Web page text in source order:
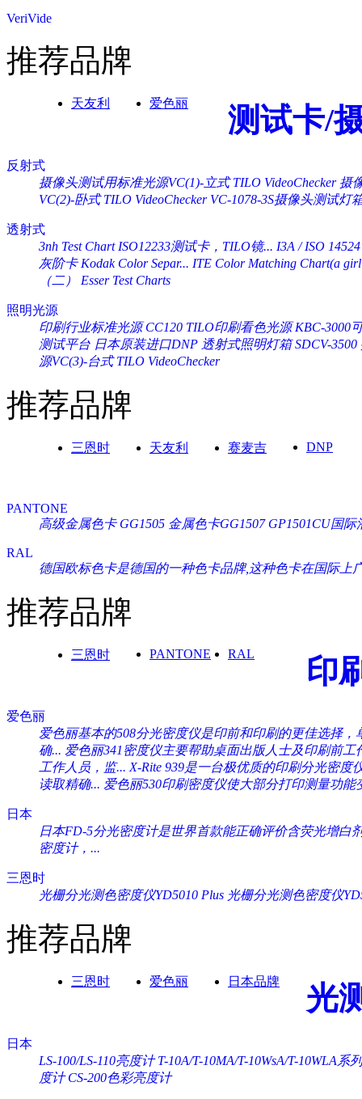
VeriVide
推荐品牌
天友利 爱色丽 测试卡/
反射式
摄像头测试用标准光源VC(1)-立式 TILO VideoChecker 摄
VC(2)-卧式 TILO VideoChecker VC-1078-3S摄像头测试灯
透射式
3nh Test Chart ISO12233测试卡，TILO镜... I3A / ISO
灰阶卡 Kodak Color Separ... ITE Color Matching Chart(a
（二） Esser Test Charts
照明光源
印刷行业标准光源 CC120 TILO印刷看色光源 KBC-3000
测试平台 日本原装进口DNP 透射式照明灯箱 SDCV-3500
源VC(3)-台式 TILO VideoChecker
推荐品牌
三恩时 天友利 赛麦吉 DNP
PANTONE
高级金属色卡 GG1505 金属色卡GG1507 GP1501CU国
RAL
德国欧标色卡是德国的一种色卡品牌,这种色卡在国际上
推荐品牌
三恩时 PANTONE RAL 印
爱色丽
爱色丽基本的508分光密度仪是印前和印刷的更佳选择，
确... 爱色丽341密度仪主要帮助桌面出版人士及印刷前工
工作人员，监... X-Rite 939是一台极优质的印刷分光密度
读取精确... 爱色丽530印刷密度仪使大部分打印测量功能
日本
日本FD-5分光密度计是世界首款能正确评价含荧光增白
密度计，...
三恩时
光栅分光测色密度仪YD5010 Plus 光栅分光测色密度仪
推荐品牌
三恩时 爱色丽 日本品牌 光
日本
LS-100/LS-110亮度计 T-10A/T-10MA/T-10WsA/T-10WLA系
度计 CS-200色彩亮度计